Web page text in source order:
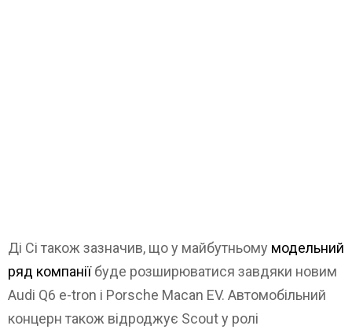
Ді Сі також зазначив, що у майбутньому модельний
ряд компаніїбуде розширюватися завдяки новим
Audi Q6 e-tron і Porsche Macan EV. Автомобільний
концерн також відроджує Scout у ролі